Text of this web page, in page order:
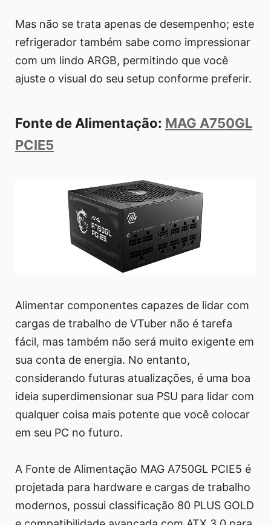
Mas não se trata apenas de desempenho; este
refrigerador também sabe como impressionar
com um lindo ARGB, permitindo que você
ajuste o visual do seu setup conforme preferir.
Fonte de Alimentação: MAG A750GL
PCIE5
Alimentar componentes capazes de lidar com
cargas de trabalho de VTuber não é tarefa
fácil, mas também não será muito exigente em
sua conta de energia. No entanto,
considerando futuras atualizações, é uma boa
ideia superdimensionar sua PSU para lidar com
qualquer coisa mais potente que você colocar
em seu PC no futuro.
A Fonte de Alimentação MAG A750GL PCIE5 é
projetada para hardware e cargas de trabalho
modernos, possui classificação 80 PLUS GOLD